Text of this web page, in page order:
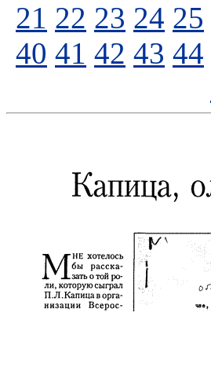
21 22 23 24 25
40 41 42 43 44